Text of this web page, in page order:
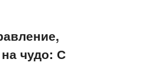
чудо: С